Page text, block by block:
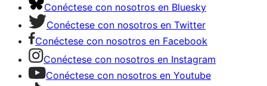
Conéctese con nosotros en Bluesky
Conéctese con nosotros en Twitter
Conéctese con nosotros en Facebook
Conéctese con nosotros en Instagram
Conéctese con nosotros en Youtube